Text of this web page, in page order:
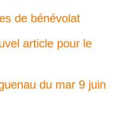
de bénévolat
article pour le
du mar 9 juin